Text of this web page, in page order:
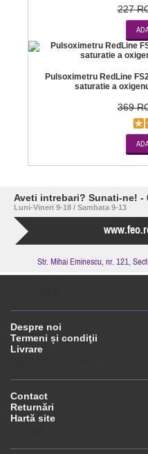
227
Pulsoximetru RedLine
saturatie a
369
Aveti intrebari? Sunati-ne! -
Luni-Vineri 9-18 / Sambata 9-13
Str. Mihai Eminescu, nr. 121,
Despre noi
Termeni și condiţii
Livrare
Contact
Returnări
Hartă site